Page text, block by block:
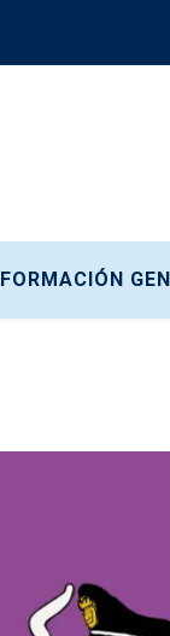
principal